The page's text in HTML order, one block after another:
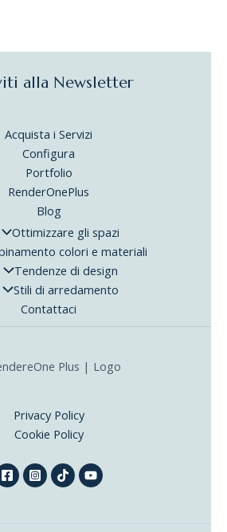
alla Newsletter
Acquista i Servizi
Configura
Portfolio
RenderOnePlus
Blog
Ottimizzare gli spazi
colori e materiali
Tendenze di design
Stili di arredamento
Contattaci
Privacy Policy
Cookie Policy